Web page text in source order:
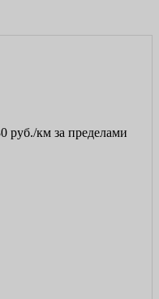
руб./км за пределами